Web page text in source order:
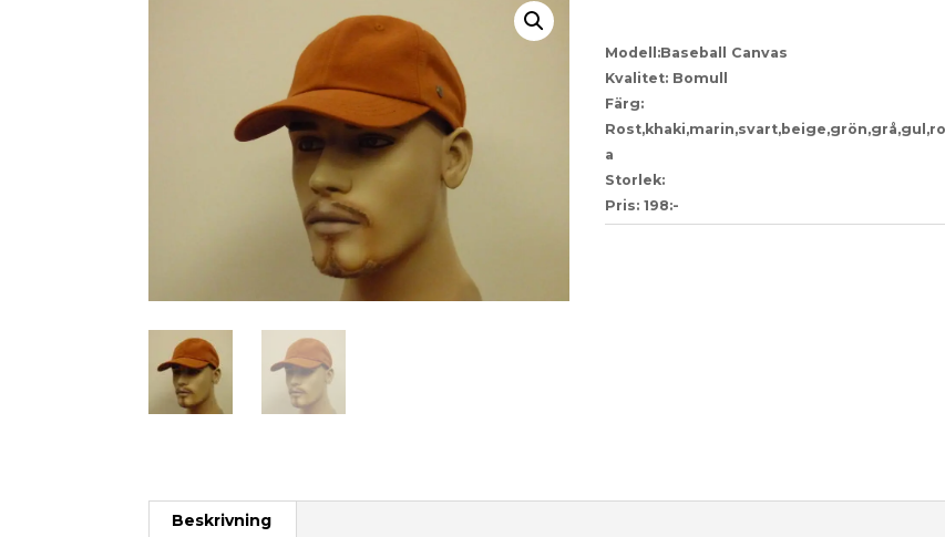
Modell:Baseball Canvas
Kvalitet: Bomull
Färg:
a
Storlek:
Pris: 198:-
Beskrivning